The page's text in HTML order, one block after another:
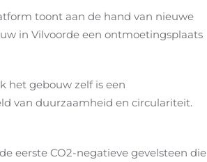
toont aan de hand van nieuwe
in Vilvoorde een ontmoetingsplaats
het gebouw zelf is een
van duurzaamheid en circulariteit.
eerste CO2-negatieve gevelsteen die